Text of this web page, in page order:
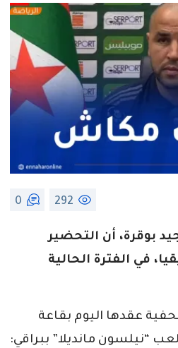
292
0
بوقرة، أن التحضير
في الفترة الحالية
عقدها اليوم بقاعة
“نيلسون مانديلا” ببراقي: